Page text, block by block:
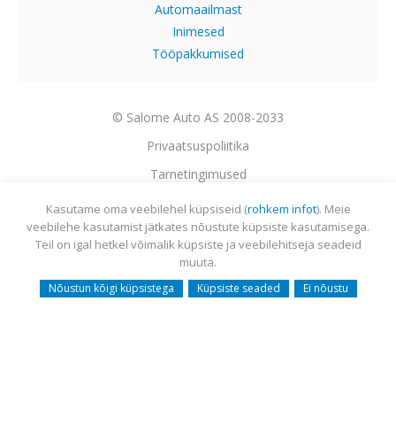
Automaailmast
Inimesed
Tööpakkumised
© Salome Auto AS 2008-2033
Privaatsuspoliitika
Tarnetingimused
Garantii
Utiliseerimine
Sisukaart
Webmail
Kasutame oma veebilehel küpsiseid (rohkem infot). Meie
veebilehe kasutamist jätkates nõustute küpsiste kasutamisega.
Teil on igal hetkel võimalik küpsiste ja veebilehitseja seadeid
muuta.
Nõustun kõigi küpsistega Küpsiste seaded Ei nõustu